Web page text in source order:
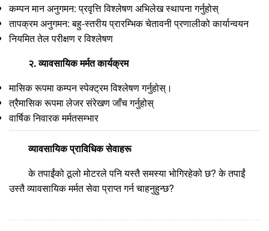
कम्पन मान अनुगमन: प्रवृत्ति विश्लेषण अभिलेख स्थापना गर्नुहोस्
तापक्रम अनुगमन: बहु-स्तरीय प्रारम्भिक चेतावनी प्रणालीको कार्यान्वयन
नियमित तेल परीक्षण र विश्लेषण
२. व्यावसायिक मर्मत कार्यक्रम
मासिक रूपमा कम्पन स्पेक्ट्रम विश्लेषण गर्नुहोस्।
त्रैमासिक रूपमा लेजर संरेखण जाँच गर्नुहोस्
वार्षिक निवारक मर्मतसम्भार
व्यावसायिक प्राविधिक सेवाहरू
के तपाईंको ठूलो मोटरले पनि यस्तै समस्या भोगिरहेको छ? के तपाईं
उस्तै व्यावसायिक मर्मत सेवा प्राप्त गर्न चाहनुहुन्छ?